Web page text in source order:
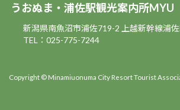
うおぬま・浦佐駅観光案内所MYU
新潟県南魚沼市浦佐719-2 上越新幹線浦
TEL：025-775-7244
Copyright © Minamiuonuma City Resort Tourist